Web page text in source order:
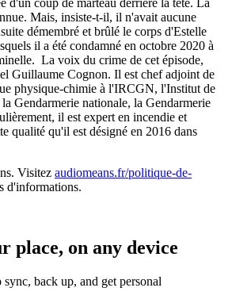
d'un coup de marteau derrière la tête. La
Mais, insiste-t-il, il n'avait aucune
démembré et brûlé le corps d'Estelle
il a été condamné en octobre 2020 à
La voix du crime de cet épisode,
Guillaume Cognon. Il est chef adjoint de
physique-chimie à l'IRCGN, l'Institut de
Gendarmerie nationale, la Gendarmerie
il est expert en incendie et
qualité qu'il est désigné en 2016 dans
Visitez audiomeans.fr/politique-de-
d'informations.
place, on any device
sync, back up, and get personal